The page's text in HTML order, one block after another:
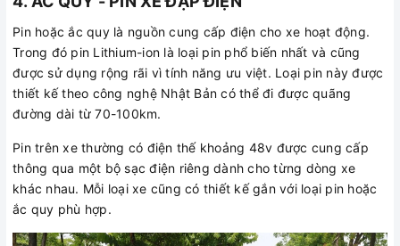
Pin hoặc ắc quy là nguồn cung cấp điện cho xe hoạt động.
Trong đó pin Lithium-ion là loại pin phổ biến nhất và cũng
được sử dụng rộng rãi vì tính năng ưu việt. Loại pin này được
thiết kế theo công nghệ Nhật Bản có thể đi được quãng
đường dài từ 70-100km.
Pin trên xe thường có điện thế khoảng 48v được cung cấp
thông qua một bộ sạc điện riêng dành cho từng dòng xe
khác nhau. Mỗi loại xe cũng có thiết kế gắn với loại pin hoặc
ắc quy phù hợp.